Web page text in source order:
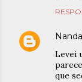
Nanda
Levei
que